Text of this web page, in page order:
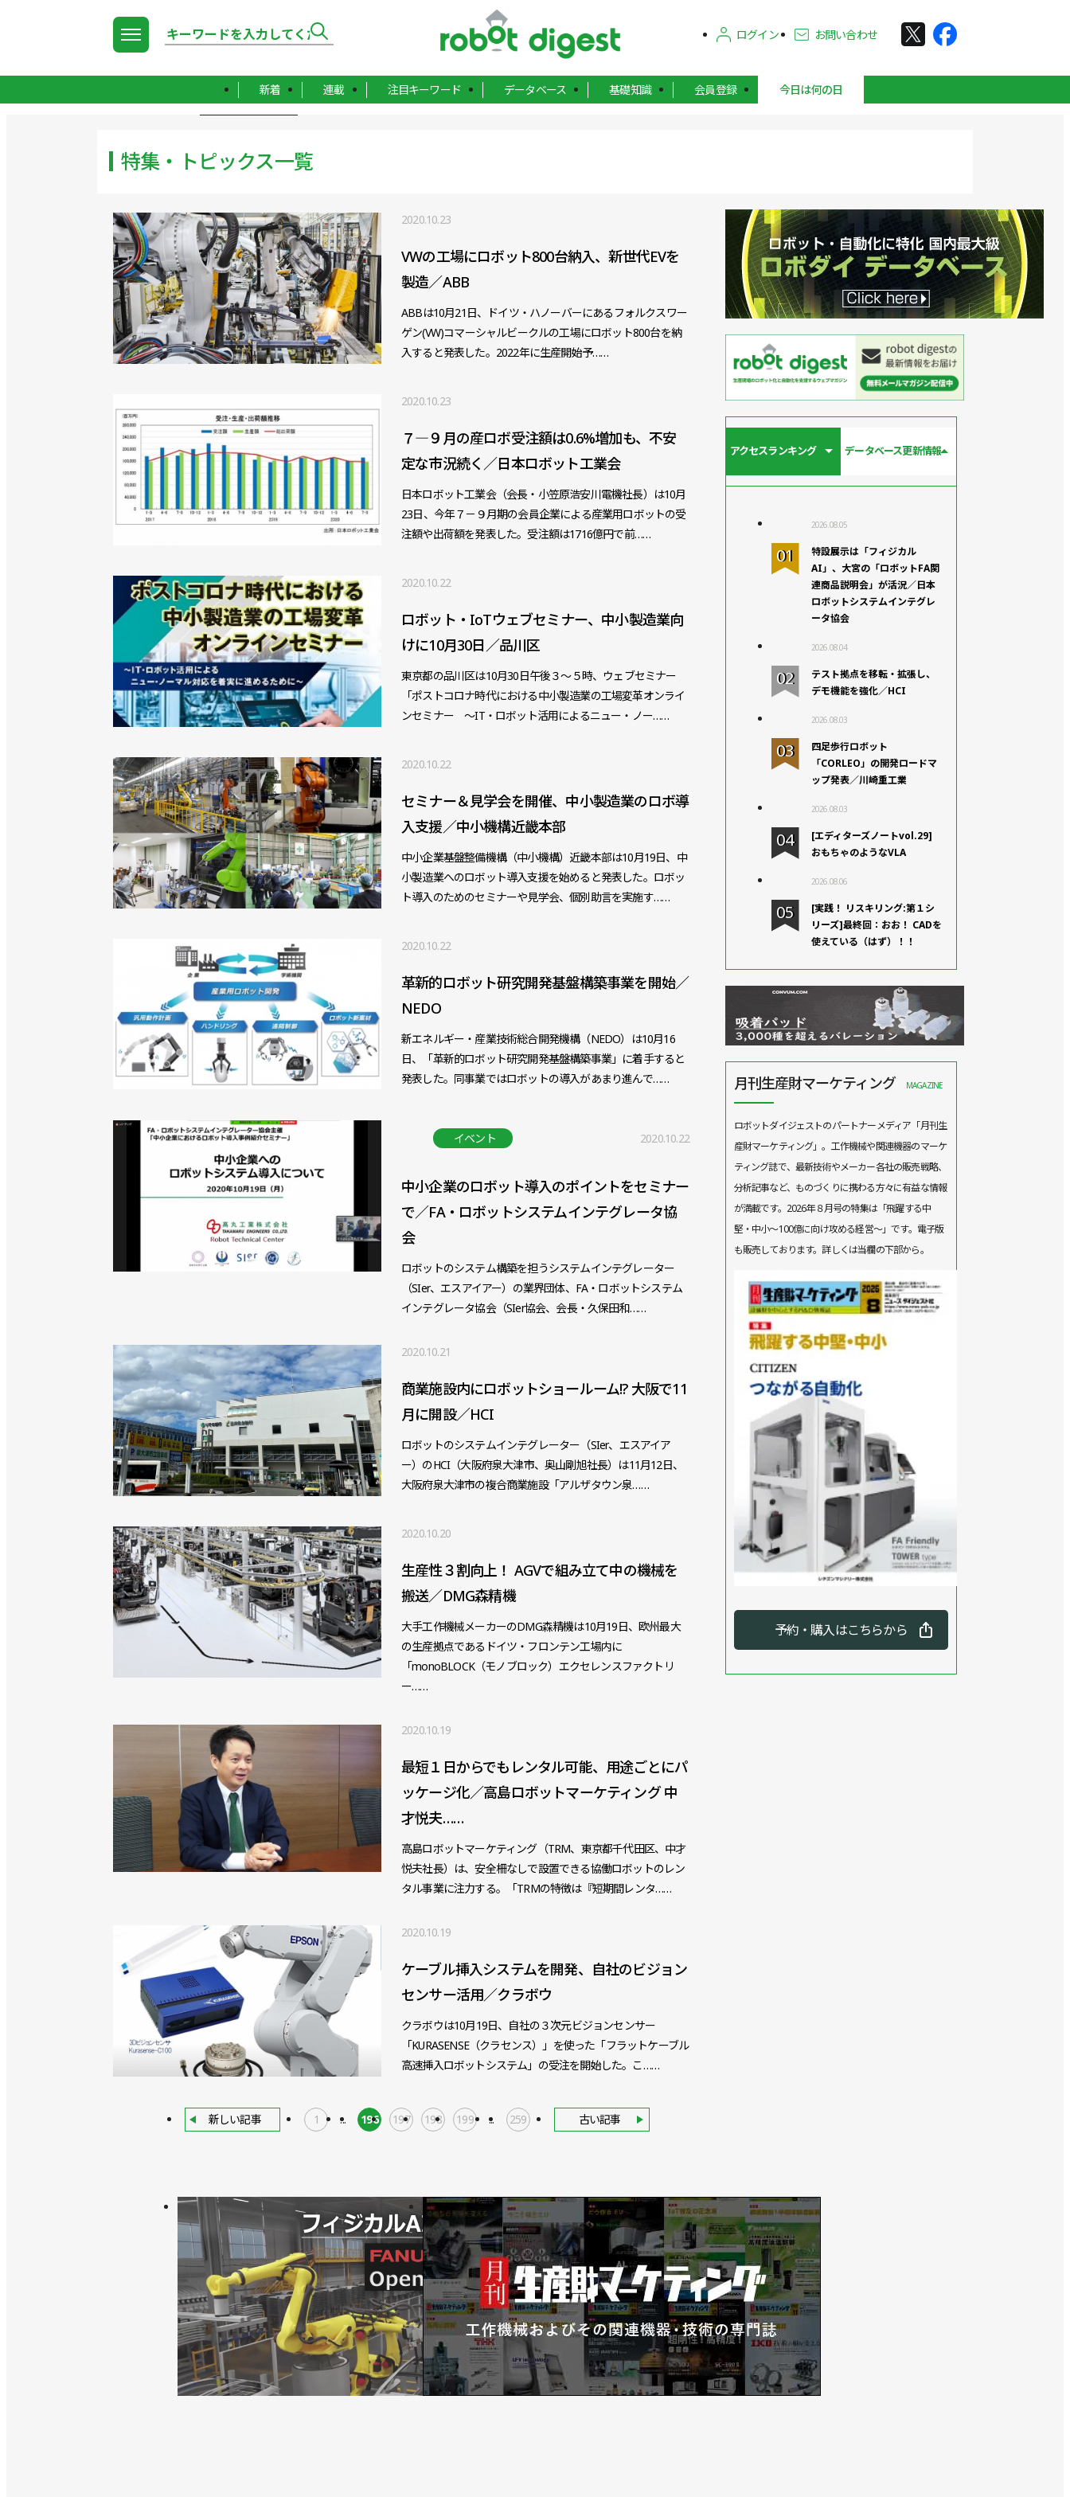
ログイン お問い合わせ
新着 連載 注目キーワード データベース 基礎知識 会員登録 今日は何の日
特集・トピックス一覧
2020.10.23
VWの工場にロボット800台納入、新世代EVを
製造／ABB
ABBは10月21日、ドイツ・ハノーバーにあるフォルクスワー
ゲン(VW)コマーシャルビークルの工場にロボット800台を納
入すると発表した。2022年に生産開始予……
2020.10.23
７―９月の産ロボ受注額は0.6%増加も、不安
定な市況続く／日本ロボット工業会
日本ロボット工業会（会長・小笠原浩安川電機社長）は10月
23日、今年７－９月期の会員企業による産業用ロボットの受
注額や出荷額を発表した。受注額は1716億円で前……
2020.10.22
ロボット・IoTウェブセミナー、中小製造業向
けに10月30日／品川区
東京都の品川区は10月30日午後３～５時、ウェブセミナー
「ポストコロナ時代における中小製造業の工場変革オンライ
ンセミナー ～IT・ロボット活用によるニュー・ノー……
2020.10.22
セミナー＆見学会を開催、中小製造業のロボ導
入支援／中小機構近畿本部
中小企業基盤整備機構（中小機構）近畿本部は10月19日、中
小製造業へのロボット導入支援を始めると発表した。ロボッ
ト導入のためのセミナーや見学会、個別助言を実施す……
2020.10.22
革新的ロボット研究開発基盤構築事業を開始／
NEDO
新エネルギー・産業技術総合開発機構（NEDO）は10月16
日、「革新的ロボット研究開発基盤構築事業」に着手すると
発表した。同事業ではロボットの導入があまり進んで……
イベント 2020.10.22
中小企業のロボット導入のポイントをセミナー
で／FA・ロボットシステムインテグレータ協
会
ロボットのシステム構築を担うシステムインテグレーター
（SIer、エスアイアー）の業界団体、FA・ロボットシステム
インテグレータ協会（SIer協会、会長・久保田和……
2020.10.21
商業施設内にロボットショールーム!? 大阪で11
月に開設／HCI
ロボットのシステムインテグレーター（SIer、エスアイア
ー）のHCI（大阪府泉大津市、奥山剛旭社長）は11月12日、
大阪府泉大津市の複合商業施設「アルザタウン泉……
2020.10.20
生産性３割向上！ AGVで組み立て中の機械を
搬送／DMG森精機
大手工作機械メーカーのDMG森精機は10月19日、欧州最大
の生産拠点であるドイツ・フロンテン工場内に
「monoBLOCK（モノブロック）エクセレンスファクトリ
ー……
2020.10.19
最短１日からでもレンタル可能、用途ごとにパ
ッケージ化／高島ロボットマーケティング 中
才悦夫……
高島ロボットマーケティング（TRM、東京都千代田区、中才
悦夫社長）は、安全柵なしで設置できる協働ロボットのレン
タル事業に注力する。「TRMの特徴は『短期間レンタ……
2020.10.19
ケーブル挿入システムを開発、自社のビジョン
センサー活用／クラボウ
クラボウは10月19日、自社の３次元ビジョンセンサー
「KURASENSE（クラセンス）」を使った「フラットケーブル
高速挿入ロボットシステム」の受注を開始した。こ……
新しい記事 1 ... 196 197 198 199 ... 259 古い記事
アクセスランキング データベース更新情報
2026.08.05
特設展示は「フィジカル
AI」、大宮の「ロボットFA関
連商品説明会」が活況／日本
ロボットシステムインテグレ
ータ協会
2026.08.04
テスト拠点を移転・拡張し、
デモ機能を強化／HCI
2026.08.03
四足歩行ロボット
「CORLEO」の開発ロードマ
ップ発表／川崎重工業
2026.08.03
[エディターズノートvol.29]
おもちゃのようなVLA
2026.08.06
[実践！ リスキリング:第１シ
リーズ]最終回：おお！ CADを
使えている（はず）！！
月刊生産財マーケティング MAGAZINE
ロボットダイジェストのパートナーメディア「月刊生
産財マーケティング」。工作機械や関連機器のマーケ
ティング誌で、最新技術やメーカー各社の販売戦略、
分析記事など、ものづくりに携わる方々に有益な情報
が満載です。2026年８月号の特集は「飛躍する中
堅・中小～100億に向け攻める経営～」です。電子版
も販売しております。詳しくは当欄の下部から。
予約・購入はこちらから